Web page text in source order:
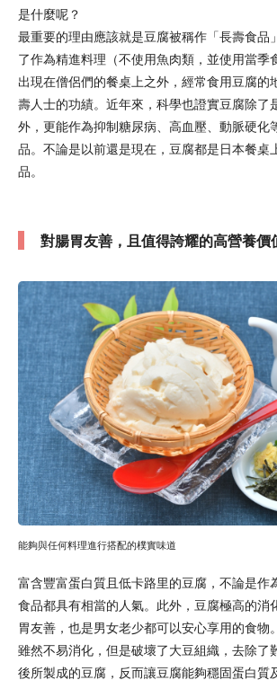
是什麼呢？
最重要的理由應該就是豆腐被稱作「長壽食品
了作為精進料理（不使用魚肉類，並使用當季
出現在僧侶們的餐桌上之外，經常食用豆腐的
壽人士的功績。近年來，科學也證實豆腐除了
外，更能作為抑制糖尿病、高血壓、動脈硬化
品。不論是以前還是現在，豆腐都是日本餐桌
品。
對腸胃友善，且值得誇耀的高營養價
能夠與任何料理進行搭配的樸實味道
富含豐富蛋白質且低卡路里的豆腐，不論是作
食品都具有相當的人氣。此外，豆腐極高的消
胃友善，也是男女老少都可以安心享用的食物
雖然不易消化，但是破壞了大豆組織，去除了
後所製成的豆腐，反而讓豆腐能夠穩固蛋白質